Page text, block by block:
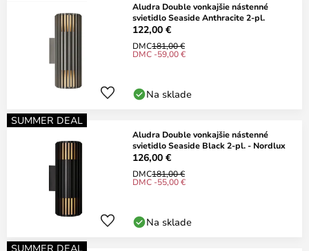
Aludra Double vonkajšie nástenné
svietidlo Seaside Anthracite 2-pl.
122,00 €
DMC181,00 €
DMC -59,00 €
Na sklade
SUMMER DEAL
Aludra Double vonkajšie nástenné
svietidlo Seaside Black 2-pl. - Nordlux
126,00 €
DMC181,00 €
DMC -55,00 €
Na sklade
SUMMER DEAL